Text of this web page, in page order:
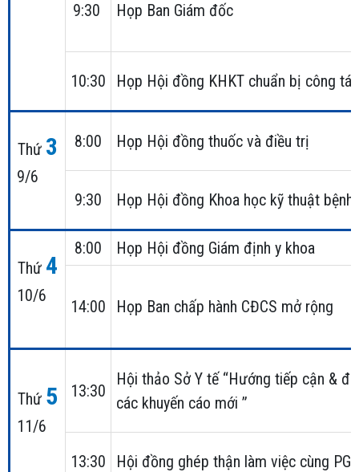
9:30 Họp Ban Giám đốc
10:30 Họp Hội đồng KHKT chuẩn bị công
Thứ 3
9/6
8:00 Họp Hội đồng thuốc và điều trị
9:30 Họp Hội đồng Khoa học kỹ thuật bệnh
Thứ 4
10/6
8:00 Họp Hội đồng Giám định y khoa
14:00 Họp Ban chấp hành CĐCS mở rộng
Thứ 5
11/6
13:30
Hội thảo Sở Y tế “Hướng tiếp cận &
các khuyến cáo mới ”
13:30 Hội đồng ghép thận làm việc cùng